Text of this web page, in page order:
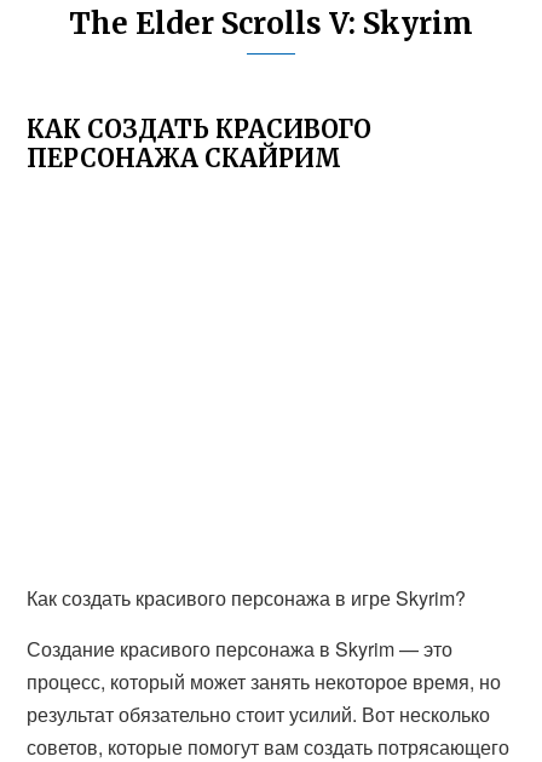
The Elder Scrolls V: Skyrim
КАК СОЗДАТЬ КРАСИВОГО
ПЕРСОНАЖА СКАЙРИМ
Как создать красивого персонажа в игре Skyrim?
Создание красивого персонажа в Skyrim — это
процесс, который может занять некоторое время, но
результат обязательно стоит усилий. Вот несколько
советов, которые помогут вам создать потрясающего